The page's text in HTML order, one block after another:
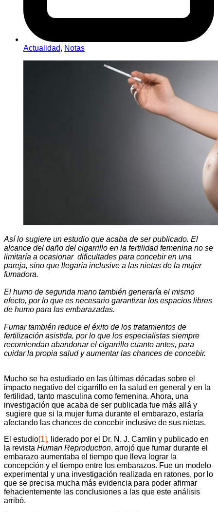
Actualidad, Notas
Así lo sugiere un estudio que acaba de ser publicado. El
alcance del daño del cigarrillo en la fertilidad femenina no se
limitaría a ocasionar dificultades para concebir en una
pareja, sino que llegaría inclusive a las nietas de la mujer
fumadora.
El humo de segunda mano también generaría el mismo
efecto, por lo que es necesario garantizar los espacios libres
de humo para las embarazadas.
Fumar también reduce el éxito de los tratamientos de
fertilización asistida, por lo que los especialistas siempre
recomiendan abandonar el cigarrillo cuanto antes, para
cuidar la propia salud y aumentar las chances de concebir.
Mucho se ha estudiado en las últimas décadas sobre el
impacto negativo del cigarrillo en la salud en general y en la
fertilidad, tanto masculina como femenina. Ahora, una
investigación que acaba de ser publicada fue más allá y
sugiere que si la mujer fuma durante el embarazo, estaría
afectando las chances de concebir inclusive de sus nietas.
El estudio[1], liderado por el Dr. N. J. Camlin y publicado en
la revista Human Reproduction, arrojó que fumar durante el
embarazo aumentaba el tiempo que lleva lograr la
concepción y el tiempo entre los embarazos. Fue un modelo
experimental y una investigación realizada en ratones, por lo
que se precisa mucha más evidencia para poder afirmar
fehacientemente las conclusiones a las que este análisis
arribó.